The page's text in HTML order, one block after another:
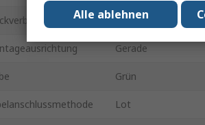
Gender Buchse
Gerade
Grün
Lot
Alle ablehnen